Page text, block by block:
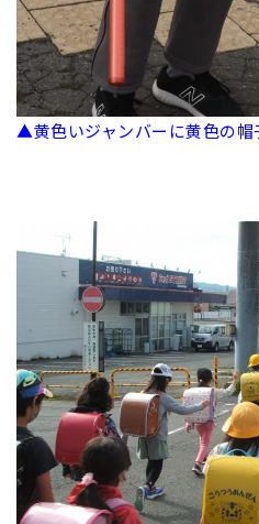
▲黄色いジャンバーに黄色の帽